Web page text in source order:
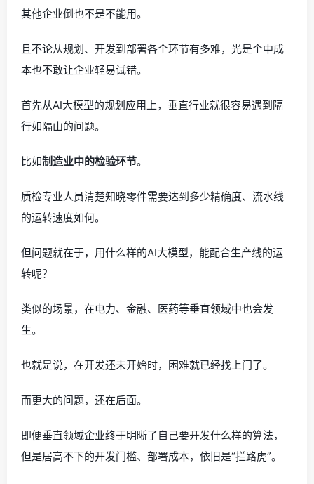
其他企业倒也不是不能用。
且不论从规划、开发到部署各个环节有多难，光是个中成
本也不敢让企业轻易试错。
首先从AI大模型的规划应用上，垂直行业就很容易遇到隔
行如隔山的问题。
比如制造业中的检验环节。
质检专业人员清楚知晓零件需要达到多少精确度、流水线
的运转速度如何。
但问题就在于，用什么样的AI大模型，能配合生产线的运
转呢？
类似的场景，在电力、金融、医药等垂直领域中也会发
生。
也就是说，在开发还未开始时，困难就已经找上门了。
而更大的问题，还在后面。
即便垂直领域企业终于明晰了自己要开发什么样的算法，
但是居高不下的开发门槛、部署成本，依旧是“拦路虎”。